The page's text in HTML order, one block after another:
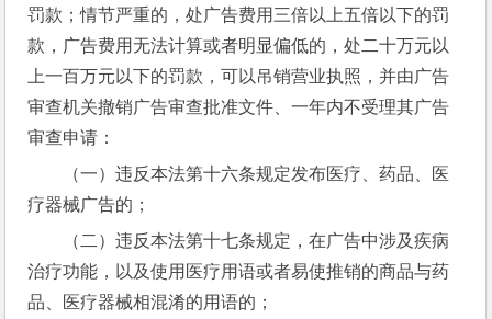
罚款；情节严重的，处广告费用三倍以上五倍以下的罚
款，广告费用无法计算或者明显偏低的，处二十万元以
上一百万元以下的罚款，可以吊销营业执照，并由广告
审查机关撤销广告审查批准文件、一年内不受理其广告
审查申请：
（一）违反本法第十六条规定发布医疗、药品、医
疗器械广告的；
（二）违反本法第十七条规定，在广告中涉及疾病
治疗功能，以及使用医疗用语或者易使推销的商品与药
品、医疗器械相混淆的用语的；